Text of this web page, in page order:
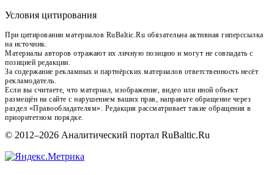
Условия цитирования
При цитировании материалов RuBaltic.Ru обязательна активная гиперссылка
на источник.
Материалы авторов отражают их личную позицию и могут не совпадать с
позицией редакции.
За содержание рекламных и партнёрских материалов ответственность несёт
рекламодатель.
Если вы считаете, что материал, изображение, видео или иной объект
размещён на сайте с нарушением ваших прав, направьте обращение через
раздел «Правообладателям». Редакция рассматривает такие обращения в
приоритетном порядке.
© 2012–2026 Аналитический портал RuBaltic.Ru